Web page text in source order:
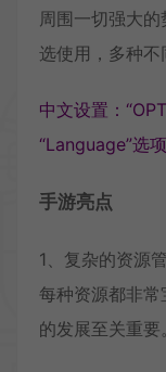
周围一切强大
选使用，多种不
中文设置：
“Language”选
手游亮点
1、复杂的资源
每种资源都非
的发展至关重要。